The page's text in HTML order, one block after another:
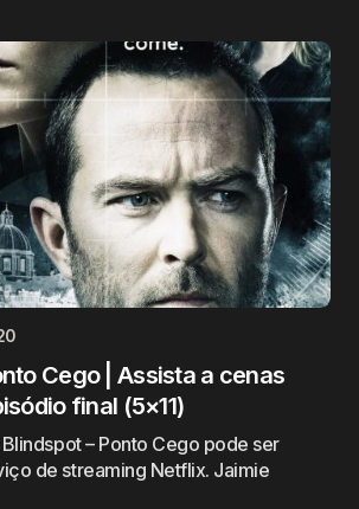
Cego | Assista a cenas
final (5×11)
– Ponto Cego pode ser
de streaming Netflix. Jaimie